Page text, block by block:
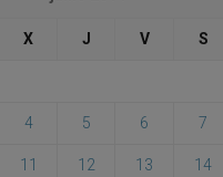
X J V S
4 5 6 7
11 12 13 14